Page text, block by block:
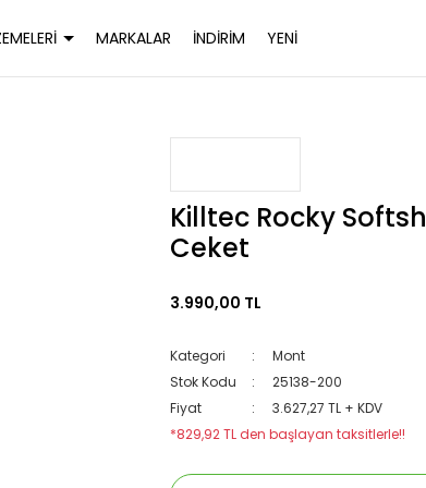
MARKALAR İNDİRİM YENİ
Killtec Rocky
Ceket
3.990,00 TL
Kategori
Mont
Stok Kodu
25138-200
Fiyat
3.627,27 TL + KDV
*829,92 TL den başlayan taksitlerle!!